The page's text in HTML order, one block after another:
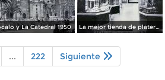
y La Catedral 1950 La mejor tienda de plateria.
... 222 Siguiente